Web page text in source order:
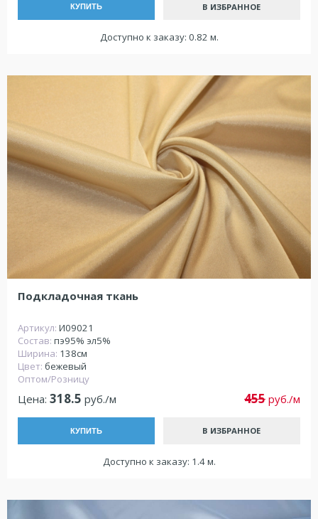
КУПИТЬ В ИЗБРАННОЕ
Доступно к заказу: 0.82 м.
Подкладочная ткань
Артикул: И09021
Состав: пэ95% эл5%
Ширина: 138см
Цвет: бежевый
Оптом/Розницу
Цена: 318.5 руб./м 455 руб./м
КУПИТЬ В ИЗБРАННОЕ
Доступно к заказу: 1.4 м.